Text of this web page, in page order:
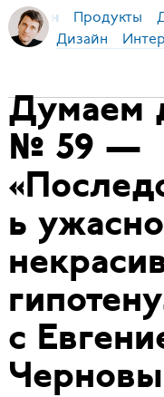
Бирман Продукты
Дизайн
Думаем
№ 59 —
ь ужасно
с